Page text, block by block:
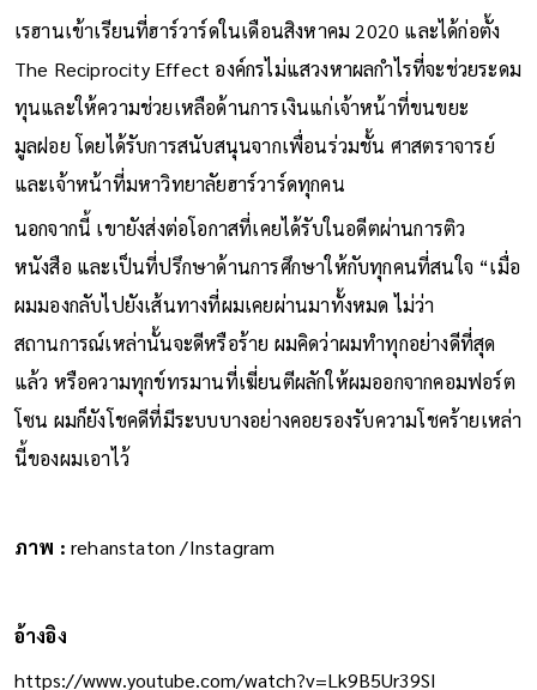
เรฮานเข้าเรียนที่ฮาร์วาร์ดในเดือนสิงหาคม 2020 และได้ก่อตั้ง
The Reciprocity Effect องค์กรไม่แสวงหาผลกำไรที่จะช่วยระดม
ทุนและให้ความช่วยเหลือด้านการเงินแก่เจ้าหน้าที่ขนขยะ
มูลฝอย โดยได้รับการสนับสนุนจากเพื่อนร่วมชั้น ศาสตราจารย์
และเจ้าหน้าที่มหาวิทยาลัยฮาร์วาร์ดทุกคน
นอกจากนี้ เขายังส่งต่อโอกาสที่เคยได้รับในอดีตผ่านการติว
หนังสือ และเป็นที่ปรึกษาด้านการศึกษาให้กับทุกคนที่สนใจ “เมื่อ
ผมมองกลับไปยังเส้นทางที่ผมเคยผ่านมาทั้งหมด ไม่ว่า
สถานการณ์เหล่านั้นจะดีหรือร้าย ผมคิดว่าผมทำทุกอย่างดีที่สุด
แล้ว หรือความทุกข์ทรมานที่เฆี่ยนตีผลักให้ผมออกจากคอมฟอร์ต
โซน ผมก็ยังโชคดีที่มีระบบบางอย่างคอยรองรับความโชคร้ายเหล่า
นี้ของผมเอาไว้
ภาพ : rehanstaton /Instagram
อ้างอิง
https://www.youtube.com/watch?v=Lk9B5Ur39SI